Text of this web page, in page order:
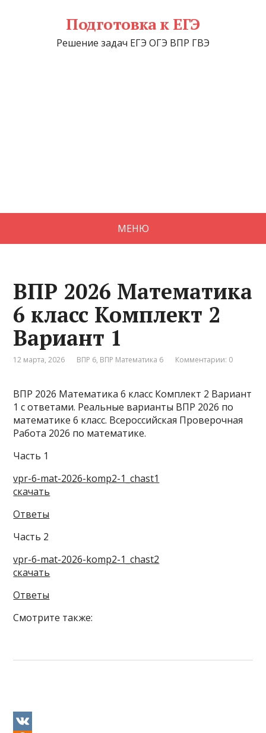
Подготовка к ЕГЭ
Решение задач ЕГЭ ОГЭ ВПР ГВЭ
МЕНЮ
ВПР 2026 Математика
6 класс Комплект 2
Вариант 1
12 марта, 2026 ВПР 6, ВПР Математика 6 Комментарии: 0
ВПР 2026 Математика 6 класс Комплект 2 Вариант
1 с ответами. Реальные варианты ВПР 2026 по
математике 6 класс. Всероссийская Проверочная
Работа 2026 по математике.
Часть 1
vpr-6-mat-2026-komp2-1_chast1
скачать
Ответы
Часть 2
vpr-6-mat-2026-komp2-1_chast2
скачать
Ответы
Смотрите также: